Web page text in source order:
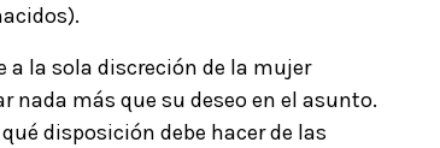
a la sola discreción de la mujer
nada más que su deseo en el asunto.
disposición debe hacer de las